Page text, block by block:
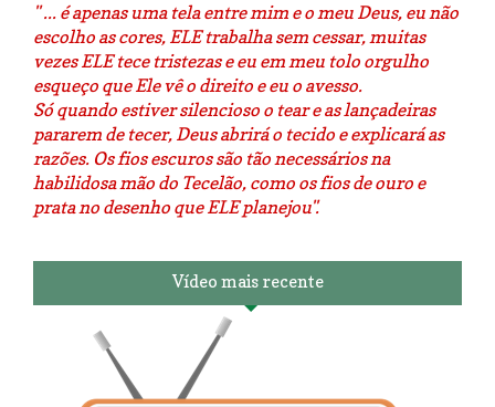
" ... é apenas uma tela entre mim e o meu Deus, eu não
escolho as cores, ELE trabalha sem cessar, muitas
vezes ELE tece tristezas e eu em meu tolo orgulho
esqueço que Ele vê o direito e eu o avesso.
Só quando estiver silencioso o tear e as lançadeiras
pararem de tecer, Deus abrirá o tecido e explicará as
razões. Os fios escuros são tão necessários na
habilidosa mão do Tecelão, como os fios de ouro e
prata no desenho que ELE planejou".
Vídeo mais recente